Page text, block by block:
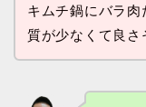
キムチ鍋にバラ
質が少なくて良さ